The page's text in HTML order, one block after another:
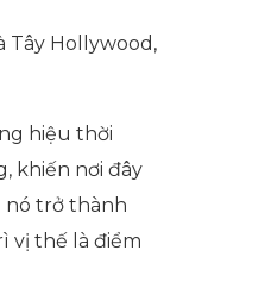
Tây Hollywood,
hiệu thời
khiến nơi đây
nó trở thành
vị thế là điểm